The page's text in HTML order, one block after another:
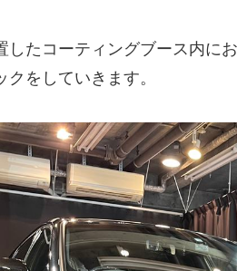
したコーティングブース内に
をしていきます。